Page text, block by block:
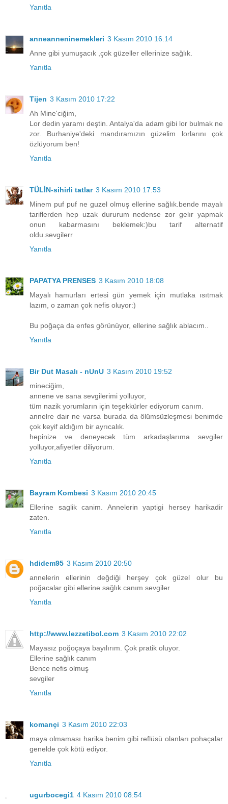
Yanıtla
anneanneninemekleri 3 Kasım 2010 16:14
Anne gibi yumuşacık ,çok güzeller ellerinize sağlık.
Yanıtla
Tijen 3 Kasım 2010 17:22
Ah Mine'ciğim,
Lor dedin yaramı deştin. Antalya'da adam gibi lor bulmak ne
zor. Burhaniye'deki mandıramızın güzelim lorlarını çok
özlüyorum ben!
Yanıtla
TÜLİN-sihirli tatlar 3 Kasım 2010 17:53
Minem puf puf ne guzel olmuş ellerine sağlık.bende mayalı
tariflerden hep uzak dururum nedense zor gelır yapmak
onun kabarmasını beklemek:)bu tarif alternatif
oldu.sevgilerr
Yanıtla
PAPATYA PRENSES 3 Kasım 2010 18:08
Mayalı hamurları ertesi gün yemek için mutlaka ısıtmak
lazım, o zaman çok nefis oluyor:)
Bu poğaça da enfes görünüyor, ellerine sağlık ablacım..
Yanıtla
Bir Dut Masalı - nUnU 3 Kasım 2010 19:52
mineciğim,
annene ve sana sevgilerimi yolluyor,
tüm nazik yorumların için teşekkürler ediyorum canım.
annelre dair ne varsa burada da ölümsüzleşmesi benimde
çok keyif aldığım bir ayrıcalık.
hepinize ve deneyecek tüm arkadaşlarıma sevgiler
yolluyor,afiyetler diliyorum.
Yanıtla
Bayram Kombesi 3 Kasım 2010 20:45
Ellerine saglik canim. Annelerin yaptigi hersey harikadir
zaten.
Yanıtla
hdidem95 3 Kasım 2010 20:50
annelerin ellerinin değdiği herşey çok güzel olur bu
poğacalar gibi ellerine sağlık canım sevgiler
Yanıtla
http://www.lezzetibol.com 3 Kasım 2010 22:02
Mayasız poğoçaya bayılırım. Çok pratik oluyor.
Ellerine sağlık canım
Bence nefis olmuş
sevgiler
Yanıtla
komançi 3 Kasım 2010 22:03
maya olmaması harika benim gibi reflüsü olanları pohaçalar
genelde çok kötü ediyor.
Yanıtla
ugurbocegi1 4 Kasım 2010 08:54